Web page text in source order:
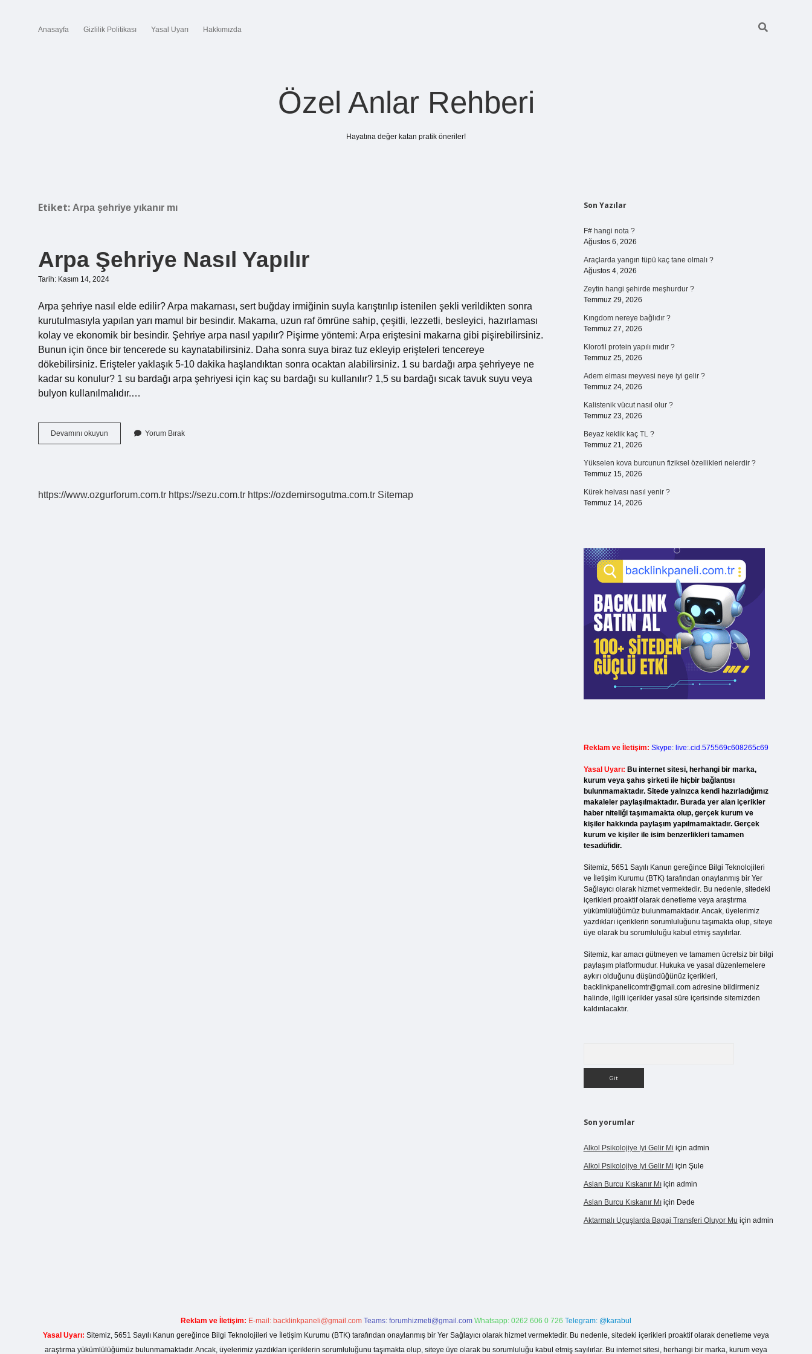
Anasayfa Gizlilik Politikası Yasal Uyarı Hakkımızda
Özel Anlar Rehberi
Hayatına değer katan pratik öneriler!
Etiket: Arpa şehriye yıkanır mı
Arpa Şehriye Nasıl Yapılır
Tarih: Kasım 14, 2024
Arpa şehriye nasıl elde edilir? Arpa makarnası, sert buğday irmiğinin suyla karıştırılıp istenilen şekli verildikten sonra
kurutulmasıyla yapılan yarı mamul bir besindir. Makarna, uzun raf ömrüne sahip, çeşitli, lezzetli, besleyici, hazırlaması
kolay ve ekonomik bir besindir. Şehriye arpa nasıl yapılır? Pişirme yöntemi: Arpa eriştesini makarna gibi pişirebilirsiniz.
Bunun için önce bir tencerede su kaynatabilirsiniz. Daha sonra suya biraz tuz ekleyip erişteleri tencereye
dökebilirsiniz. Erişteler yaklaşık 5-10 dakika haşlandıktan sonra ocaktan alabilirsiniz. 1 su bardağı arpa şehriyeye ne
kadar su konulur? 1 su bardağı arpa şehriyesi için kaç su bardağı su kullanılır? 1,5 su bardağı sıcak tavuk suyu veya
bulyon kullanılmalıdır.…
Devamını okuyun
Şehriye
Yorum Bırak
https://www.ozgurforum.com.tr https://sezu.com.tr https://ozdemirsogutma.com.tr Sitemap
Sidebar
Son Yazılar
F# hangi nota ?
Ağustos 6, 2026
Araçlarda yangın tüpü kaç tane olmalı ?
Ağustos 4, 2026
Zeytin hangi şehirde meşhurdur ?
Temmuz 29, 2026
Kıngdom nereye bağlıdır ?
Temmuz 27, 2026
Klorofil protein yapılı mıdır ?
Temmuz 25, 2026
Adem elması meyvesi neye iyi gelir ?
Temmuz 24, 2026
Kalistenik vücut nasıl olur ?
Temmuz 23, 2026
Beyaz keklik kaç TL ?
Temmuz 21, 2026
Yükselen kova burcunun fiziksel özellikleri nelerdir ?
Temmuz 15, 2026
Kürek helvası nasıl yenir ?
Temmuz 14, 2026
Reklam ve İletişim: Skype: live:.cid.575569c608265c69
Yasal Uyarı: Bu internet sitesi, herhangi bir marka,
kurum veya şahıs şirketi ile hiçbir bağlantısı
bulunmamaktadır. Sitede yalnızca kendi hazırladığımız
makaleler paylaşılmaktadır. Burada yer alan içerikler
haber niteliği taşımamakta olup, gerçek kurum ve
kişiler hakkında paylaşım yapılmamaktadır. Gerçek
kurum ve kişiler ile isim benzerlikleri tamamen
tesadüfidir.
Sitemiz, 5651 Sayılı Kanun gereğince Bilgi Teknolojileri
ve İletişim Kurumu (BTK) tarafından onaylanmış bir Yer
Sağlayıcı olarak hizmet vermektedir. Bu nedenle, sitedeki
içerikleri proaktif olarak denetleme veya araştırma
yükümlülüğümüz bulunmamaktadır. Ancak, üyelerimiz
yazdıkları içeriklerin sorumluluğunu taşımakta olup, siteye
üye olarak bu sorumluluğu kabul etmiş sayılırlar.
Sitemiz, kar amacı gütmeyen ve tamamen ücretsiz bir bilgi
paylaşım platformudur. Hukuka ve yasal düzenlemelere
aykırı olduğunu düşündüğünüz içerikleri,
backlinkpanelicomtr@gmail.comadresine bildirmeniz
halinde, ilgili içerikler yasal süre içerisinde sitemizden
kaldırılacaktır.
Son yorumlar
Alkol Psikolojiye Iyi Gelir Mi için admin
Alkol Psikolojiye Iyi Gelir Mi için Şule
Aslan Burcu Kıskanır Mıiçin admin
Aslan Burcu Kıskanır Mıiçin Dede
Aktarmalı Uçuşlarda Bagaj Transferi Oluyor Mu için admin
Reklam ve İletişim: E-mail: backlinkpaneli@gmail.com Teams: forumhizmeti@gmail.com Whatsapp: 0262 606 0 726 Telegram: @karabul
Yasal Uyarı: Sitemiz, 5651 Sayılı Kanun gereğince Bilgi Teknolojileri ve İletişim Kurumu (BTK) tarafından onaylanmış bir Yer Sağlayıcı olarak hizmet vermektedir. Bu nedenle, sitedeki içerikleri proaktif olarak denetleme veya
araştırma yükümlülüğümüz bulunmamaktadır. Ancak, üyelerimiz yazdıkları içeriklerin sorumluluğunu taşımakta olup, siteye üye olarak bu sorumluluğu kabul etmiş sayılırlar. Bu internet sitesi, herhangi bir marka, kurum veya